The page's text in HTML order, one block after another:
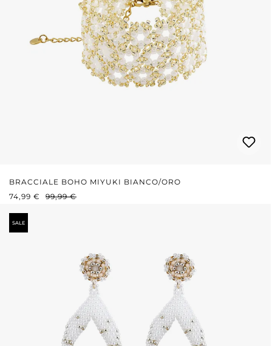
BRACCIALE BOHO MIYUKI BIANCO/ORO
PREZZO DI VENDITA:
74,99 € PREZZO NORMALE:
99,99 €
SALE